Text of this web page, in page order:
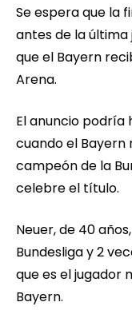
Se espera que la
antes de la última
que el Bayern
Arena.
El anuncio podría
cuando el
campeón de la
celebre el título.
Neuer, de 40
Bundesliga y 2
que es el jugador
Bayern.